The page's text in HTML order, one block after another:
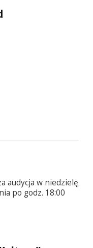
audycja w niedzielę,
po godz. 18:00